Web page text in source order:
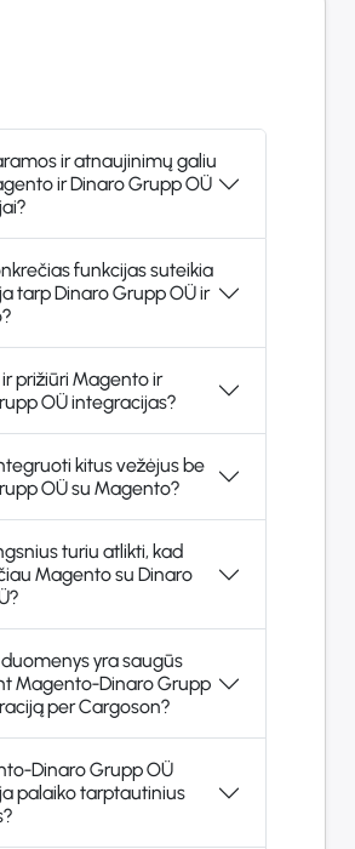
ir atnaujinimų galiu
ir Dinaro Grupp OÜ
funkcijas suteikia
tarp Dinaro Grupp OÜ ir
ir prižiūri Magento ir
OÜ integracijas?
kitus vežėjus be
OÜ su Magento?
turiu atlikti, kad
Magento su Dinaro
yra saugūs
Magento-Dinaro Grupp
per Cargoson?
Dinaro Grupp OÜ
palaiko tarptautinius